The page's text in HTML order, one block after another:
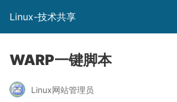
Linux-技术共享
WARP一键脚本
Linux网站管理员